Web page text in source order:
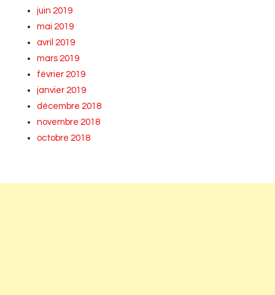
juin 2019
mai 2019
avril 2019
mars 2019
février 2019
janvier 2019
décembre 2018
novembre 2018
octobre 2018